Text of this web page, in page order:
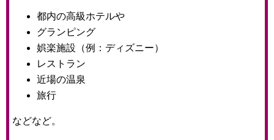
都内の高級ホテルや
グランピング
娯楽施設（例：ディズニー）
レストラン
近場の温泉
旅行
などなど。